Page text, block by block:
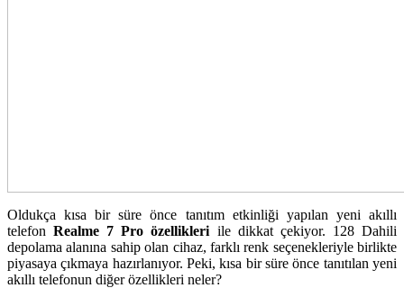
Oldukça kısa bir süre önce tanıtım etkinliği yapılan yeni akıllı
telefonRealme 7 Pro özellikleri ile dikkat çekiyor. 128 Dahili
depolama alanına sahip olan cihaz, farklı renk seçenekleriyle birlikte
piyasaya çıkmaya hazırlanıyor. Peki, kısa bir süre önce tanıtılan yeni
akıllı telefonun diğer özellikleri neler?